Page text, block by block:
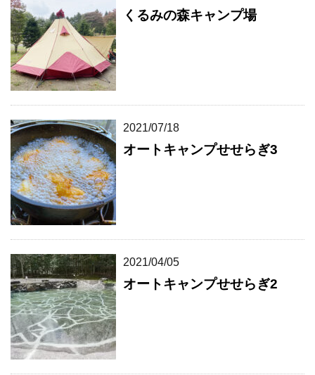
くるみの森キャンプ場
2021/07/18
オートキャンプせせらぎ3
2021/04/05
オートキャンプせせらぎ2